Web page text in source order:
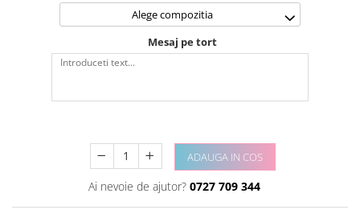
Alege compozitia
Mesaj pe tort
ADAUGA IN COS
Ai nevoie de ajutor? 0727 709 344